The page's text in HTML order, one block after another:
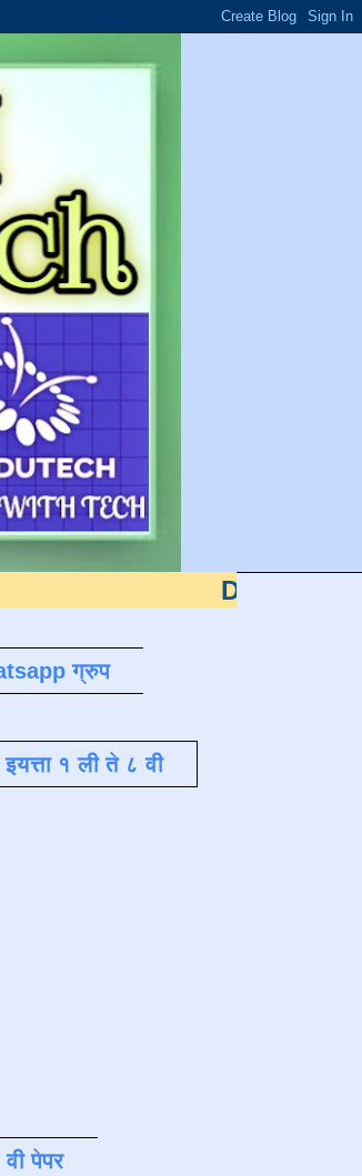
DS EDUTECH
ग्रुप
१ ली ते ८ वी
वी पेपर